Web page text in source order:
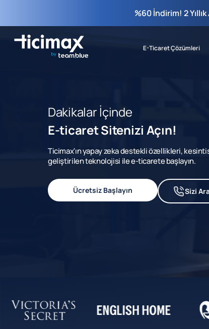
%60 İndirim! 2
E-Ticaret Çözümleri
Dakikalar İçinde
E-ticaret Sitenizi Açın!
Ticimax'ın yapay zeka destekli özellikleri,
geliştirilen teknolojisi ile e-ticarete başlayın.
Ücretsiz Başlayın Sizi